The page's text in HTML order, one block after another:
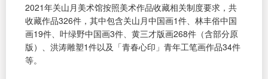
2021年关山月美术馆按照美术作品收藏相关制度要求，共
收藏作品326件，其中包含关山月中国画1件、林丰俗中国
画19件、叶绿野中国画3件、黄三才版画268件（含部分原
版）、洪涛雕塑1件以及「青春心印」青年工笔画作品34件
等。